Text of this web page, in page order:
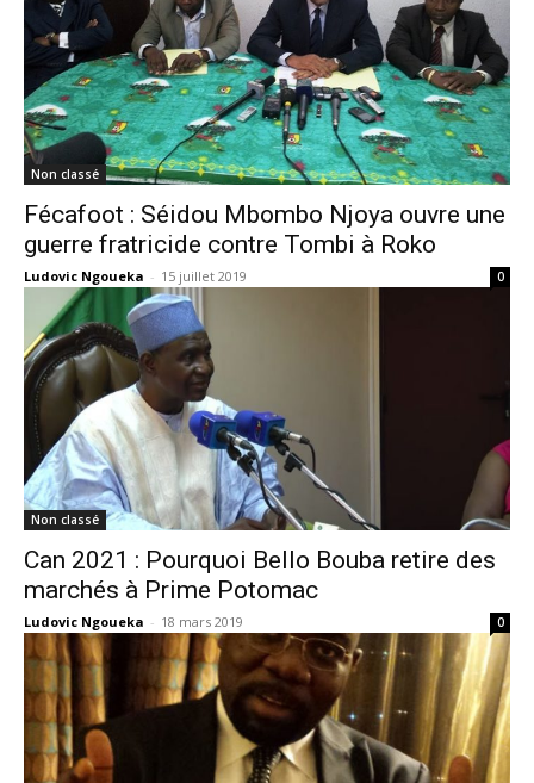
Non classé
Fécafoot : Séidou Mbombo Njoya ouvre une
guerre fratricide contre Tombi à Roko
Ludovic Ngoueka - 15 juillet 2019 0
Non classé
Can 2021 : Pourquoi Bello Bouba retire des
marchés à Prime Potomac
Ludovic Ngoueka - 18 mars 2019 0